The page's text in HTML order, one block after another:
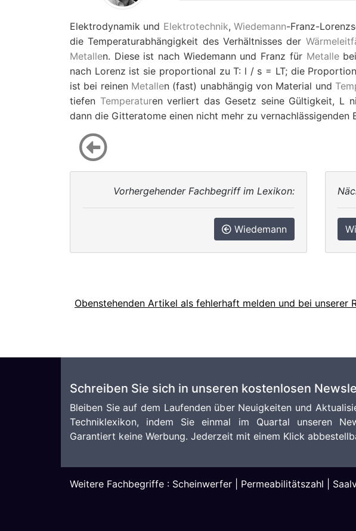
Elektrodynamik und Elektrotechnik, Wiedemann-Franz-
die Temperaturabhängigkeit des Verhältnisses der
Metallen. Diese ist nach Wiedemann und Franz für Metalle
nach Lorenz ist sie proportional zuT: l / s = LT; die
ist bei reinen Metallen (fast) unabhängig von Material und
tiefen Temperaturen verliert das Gesetz seine Gültigkeit, L
dann die Gitteratome einen nicht mehr zu vernachlässigenden
Vorhergehender Fachbegriff im Lexikon:
Wiedemann
Obenstehenden Artikel als fehlerhaft melden und bei unserer
Schreiben Sie sich in unseren kostenlosen
Bleiben Sie auf dem Laufenden über Neuigkeiten und
Techniklexikon, indem Sie einmal im Quartal unseren
Garantiert keine Werbung. Jederzeit mit einem Klick
Weitere Fachbegriffe : Scheinwerfer Permeabilitätszahl